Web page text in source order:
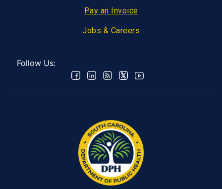
Pay an Invoice
Jobs & Careers
Follow Us: